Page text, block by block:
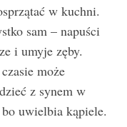
w kuchni.
sam – napuści
i umyje zęby.
może
z synem w
uwielbia kąpiele.